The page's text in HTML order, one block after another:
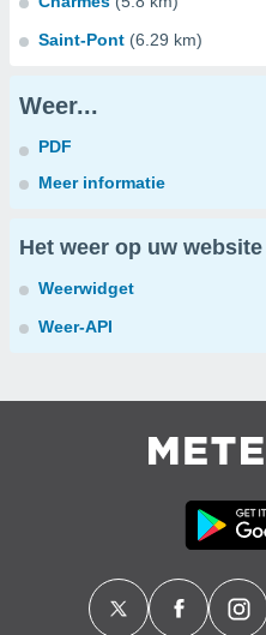
Saint-Pont (6.29 km)
Weer...
PDF
Meer informatie
Het weer op uw website
Weerwidget
Weer-API